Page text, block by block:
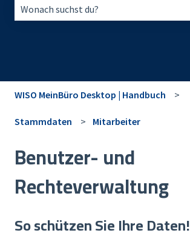
WISO MeinBüro Desktop | Handbuch
Stammdaten Mitarbeiter
Benutzer- und
Rechteverwaltung
So schützen Sie Ihre Daten!